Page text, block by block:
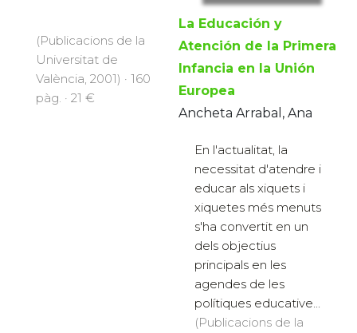
(Publicacions de la
Universitat de
València, 2001) · 160
pàg. · 21 €
La Educación y
Atención de la Primera
Infancia en la Unión
Europea
Ancheta Arrabal, Ana
En l'actualitat, la
necessitat d'atendre i
educar als xiquets i
xiquetes més menuts
s'ha convertit en un
dels objectius
principals en les
agendes de les
polítiques educative...
(Publicacions de la